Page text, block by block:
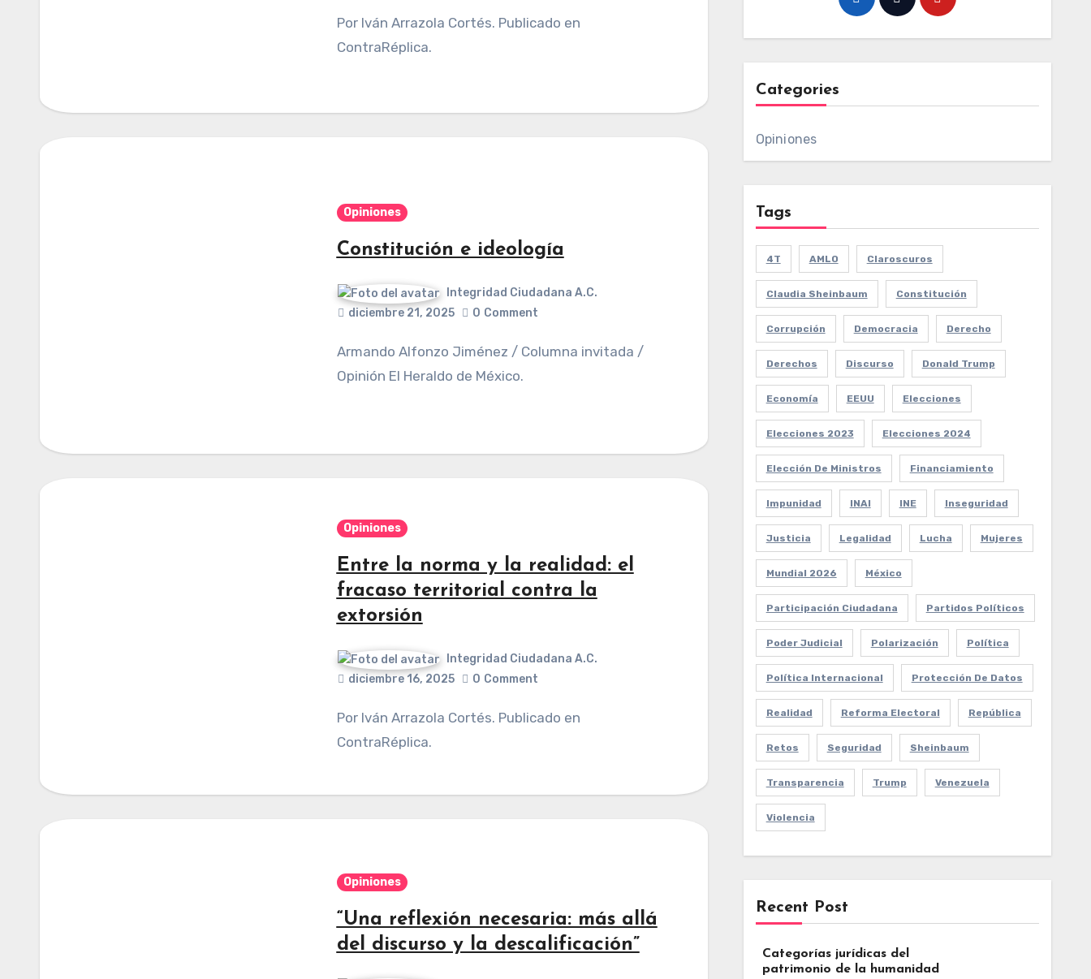
Por Iván Arrazola Cortés. Publicado en
ContraRéplica.
Opiniones
Constitución e ideología
Integridad Ciudadana A.C.
diciembre 21, 2025
0 Comment
Armando Alfonzo Jiménez / Columna invitada /
Opinión El Heraldo de México.
Opiniones
Entre la norma y la realidad: el
fracaso territorial contra la
extorsión
Integridad Ciudadana A.C.
diciembre 16, 2025
0 Comment
Por Iván Arrazola Cortés. Publicado en
ContraRéplica.
Opiniones
“Una reflexión necesaria: más allá
del discurso y la descalificación”
Categories
Opiniones
Tags
4T AMLO Claroscuros
Claudia Sheinbaum Constitución
Corrupción Democracia Derecho
Derechos Discurso Donald Trump
Economía EEUU Elecciones
Elecciones 2023 Elecciones 2024
Elección De Ministros Financiamiento
Impunidad INAI INE Inseguridad
Justicia Legalidad Lucha Mujeres
Mundial 2026 México
Participación Ciudadana Partidos Políticos
Poder Judicial Polarización Política
Política Internacional Protección De Datos
Realidad Reforma Electoral República
Retos Seguridad Sheinbaum
Transparencia Trump Venezuela
Violencia
Recent Post
Categorías jurídicas del
patrimonio de la humanidad